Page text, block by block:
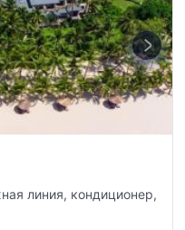
линия, кондиционер,